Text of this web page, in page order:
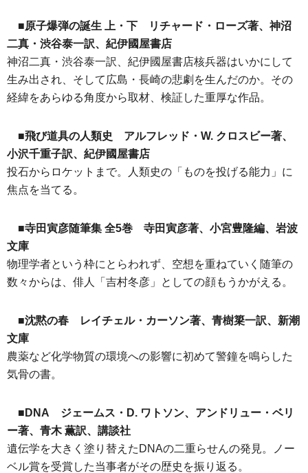
■原子爆弾の誕生 上・下 リチャード・ローズ著、神沼
二真・渋谷泰一訳、紀伊國屋書店
神沼二真・渋谷泰一訳、紀伊國屋書店核兵器はいかにして
生み出され、そして広島・長崎の悲劇を生んだのか。その
経緯をあらゆる角度から取材、検証した重厚な作品。
■飛び道具の人類史 アルフレッド・W. クロスビー著、
小沢千重子訳、紀伊國屋書店
投石からロケットまで。人類史の「ものを投げる能力」に
焦点を当てる。
■寺田寅彦随筆集 全5巻 寺田寅彦著、小宮豊隆編、岩波
文庫
物理学者という枠にとらわれず、空想を重ねていく随筆の
数々からは、俳人「吉村冬彦」としての顔もうかがえる。
■沈黙の春 レイチェル・カーソン著、青樹簗一訳、新潮
文庫
農薬など化学物質の環境への影響に初めて警鐘を鳴らした
気骨の書。
■DNA ジェームス・D. ワトソン、アンドリュー・ベリ
ー著、青木 薫訳、講談社
遺伝学を大きく塗り替えたDNAの二重らせんの発見。ノー
ベル賞を受賞した当事者がその歴史を振り返る。